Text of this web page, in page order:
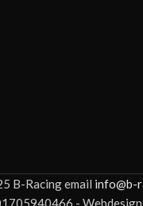
B-Racing email info@b-
- Webdesign